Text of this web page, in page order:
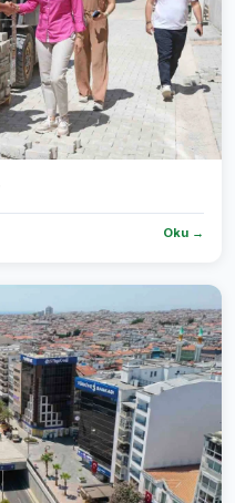
Oku →